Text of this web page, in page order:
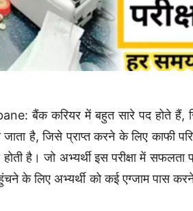
बैंक करियर में बहुत सारे पद होते हैं,
जाता है, जिसे प्राप्त करने के लिए काफी
है। जो अभ्यर्थी इस परीक्षा में
के लिए अभ्यर्थी को कई एग्जाम पास